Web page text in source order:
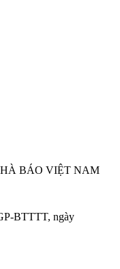
BÁO VIỆT NAM
BTTTT, ngày